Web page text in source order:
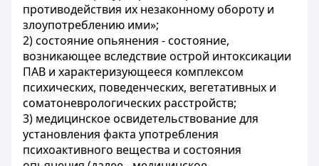
противодействия их незаконному обороту и
злоупотреблению ими»;
2) состояние опьянения - состояние,
возникающее вследствие острой интоксикации
ПАВ и характеризующееся комплексом
психических, поведенческих, вегетативных и
соматоневрологических расстройств;
3) медицинское освидетельствование для
установления факта употребления
психоактивного вещества и состояния